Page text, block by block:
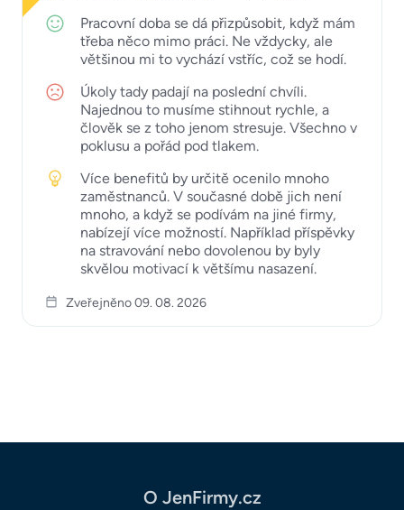
Pracovní doba se dá přizpůsobit, když mám
třeba něco mimo práci. Ne vždycky, ale
většinou mi to vychází vstříc, což se hodí.
Úkoly tady padají na poslední chvíli.
Najednou to musíme stihnout rychle, a
člověk se z toho jenom stresuje. Všechno v
poklusu a pořád pod tlakem.
Více benefitů by určitě ocenilo mnoho
zaměstnanců. V současné době jich není
mnoho, a když se podívám na jiné firmy,
nabízejí více možností. Například příspěvky
na stravování nebo dovolenou by byly
skvělou motivací k většímu nasazení.
Zveřejněno 09. 08. 2026
O JenFirmy.cz